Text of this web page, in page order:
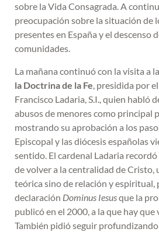
sobre la Vida Consagrada. A
preocupación sobre la situación de
presentes en España y el descenso
comunidades.
La mañana continuó con la visita a la
la Doctrina de la Fe , presidida por
Francisco Ladaria, S.I., quien habló
abusos de menores como principal
mostrando su aprobación a los
Episcopal y las diócesis españolas
sentido. El cardenal Ladaria
de volver a la centralidad de Cristo,
teórica sino de relación y espiritual,
declaración Dominus Iesusque la
publicó en el 2000, a la que hay que
También pidió seguir